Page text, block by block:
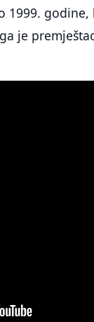
1999.
je